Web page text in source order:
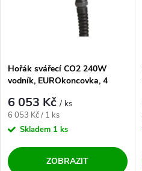
Hořák svářecí CO2 240W
vodník, EUROkoncovka, 4
6 053 Kč/ ks
Měrná cena:
6 053 Kč / 1 ks
Skladem 1 ks
ZOBRAZIT